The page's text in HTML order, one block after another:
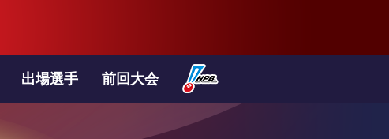
出場選手 前回大会